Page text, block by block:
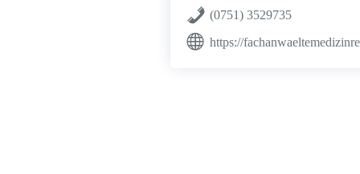
(0751) 3529735
https://